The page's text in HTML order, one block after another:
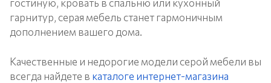
гарнитур, серая мебель станет гармоничным
дополнением вашего дома.
Качественные и недорогие модели серой мебели вы
всегда найдете в каталоге интернет-магазина